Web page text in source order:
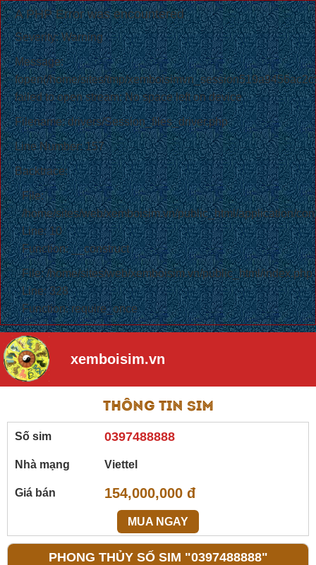
A PHP Error was encountered
Severity: Warning
Message:
fopen(/home/sites/tmp/
failed to open stream: No space left on device
Filename: drivers/Session_files_driver.php
Line Number: 157
Backtrace:
File:
/home/sites/web/xemboisim.vn/public_html/application/
Line: 10
Function: __construct
File: /home/sites/web/xemboisim.vn/public_html/index.php
Line: 328
Function: require_once
xemboisim.vn
Thông tin sim
Số sim 0397488888
Nhà mạng Viettel
Giá bán 154,000,000 đ
MUA NGAY
PHONG THỦY SỐ SIM "0397488888"